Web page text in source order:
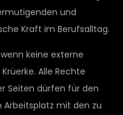
und
Kraft im Berufsalltag.
keine externe
Alle Rechte
Seiten dürfen für den
mit den zu